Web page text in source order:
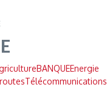
BANQUEEnergie
Télécommunications